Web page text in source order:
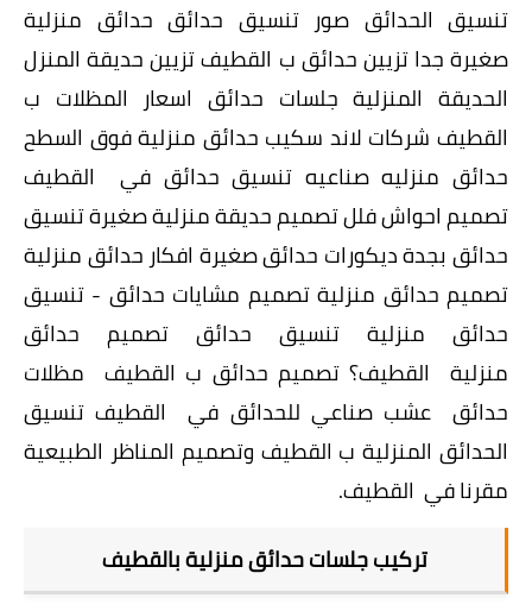
تنسيق الحدائق صور تنسيق حدائق حدائق منزلية
صغيرة جدا تزيين حدائق ب القطيف تزيين حديقة المنزل
الحديقة المنزلية جلسات حدائق اسعار المظلات ب
القطيف شركات لاند سكيب حدائق منزلية فوق السطح
حدائق منزليه صناعيه تنسيق حدائق في القطيف
تصميم احواش فلل تصميم حديقة منزلية صغيرة تنسيق
حدائق بجدة ديكورات حدائق صغيرة افكار حدائق منزلية
تصميم حدائق منزلية تصميم مشايات حدائق - تنسيق
حدائق منزلية تنسيق حدائق تصميم حدائق
منزلية القطيف؟ تصميم حدائق ب القطيف مظلات
حدائق عشب صناعي للحدائق في القطيف تنسيق
الحدائق المنزلية ب القطيف وتصميم المناظر الطبيعية
مقرنا في القطيف.
تركيب جلسات حدائق منزلية بالقطيف